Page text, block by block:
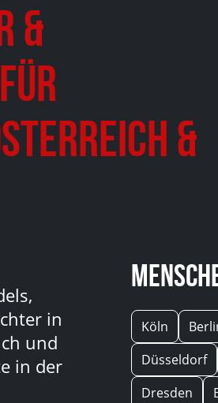
&
&
in
und
in der
Köln
Düsseldorf
Dresden